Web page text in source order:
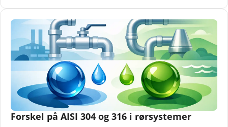
Forskel på AISI 304 og 316 i rørsystemer